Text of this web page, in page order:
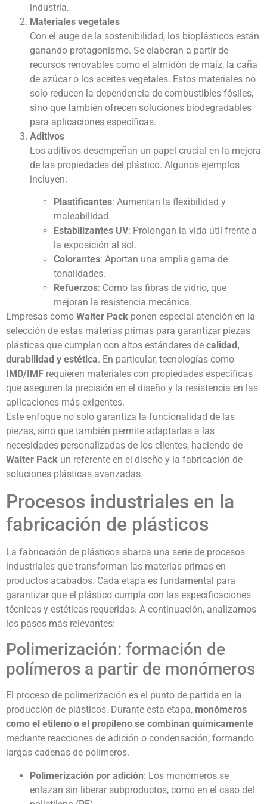
industria.
Materiales vegetales
Con el auge de la sostenibilidad, los bioplásticos están
ganando protagonismo. Se elaboran a partir de
recursos renovables como el almidón de maíz, la caña
de azúcar o los aceites vegetales. Estos materiales no
solo reducen la dependencia de combustibles fósiles,
sino que también ofrecen soluciones biodegradables
para aplicaciones específicas.
Aditivos
Los aditivos desempeñan un papel crucial en la mejora
de las propiedades del plástico. Algunos ejemplos
incluyen:
Plastificantes: Aumentan la flexibilidad y
maleabilidad.
Estabilizantes UV: Prolongan la vida útil frente a
la exposición al sol.
Colorantes: Aportan una amplia gama de
tonalidades.
Refuerzos: Como las fibras de vidrio, que
mejoran la resistencia mecánica.
Empresas como Walter Pack ponen especial atención en la
selección de estas materias primas para garantizar piezas
plásticas que cumplan con altos estándares de calidad,
durabilidad y estética. En particular, tecnologías como
IMD/IMF requieren materiales con propiedades específicas
que aseguren la precisión en el diseño y la resistencia en las
aplicaciones más exigentes.
Este enfoque no solo garantiza la funcionalidad de las
piezas, sino que también permite adaptarlas a las
necesidades personalizadas de los clientes, haciendo de
Walter Pack un referente en el diseño y la fabricación de
soluciones plásticas avanzadas.
Procesos industriales en la
fabricación de plásticos
La fabricación de plásticos abarca una serie de procesos
industriales que transforman las materias primas en
productos acabados. Cada etapa es fundamental para
garantizar que el plástico cumpla con las especificaciones
técnicas y estéticas requeridas. A continuación, analizamos
los pasos más relevantes:
Polimerización: formación de
polímeros a partir de monómeros
El proceso de polimerización es el punto de partida en la
producción de plásticos. Durante esta etapa, monómeros
como el etileno o el propileno se combinan químicamente
mediante reacciones de adición o condensación, formando
largas cadenas de polímeros.
Polimerización por adición: Los monómeros se
enlazan sin liberar subproductos, como en el caso del